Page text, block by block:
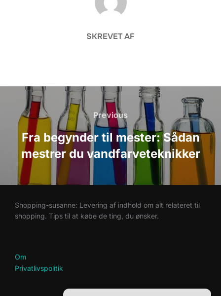
SKREVET AF
Indlægsnavigation
Previous
Previous
Fra begynder til mester: Sådan
mestrer du vandfarveteknikker
Shopping-susanne: Levering af indhold om alt relateret til
shopping. Tips til at købe de ting, du ønsker.
Om
Privatlivspolitik